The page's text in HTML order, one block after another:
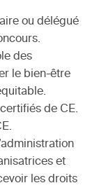
ou délégué
des
le bien-être
de CE.
et
les droits